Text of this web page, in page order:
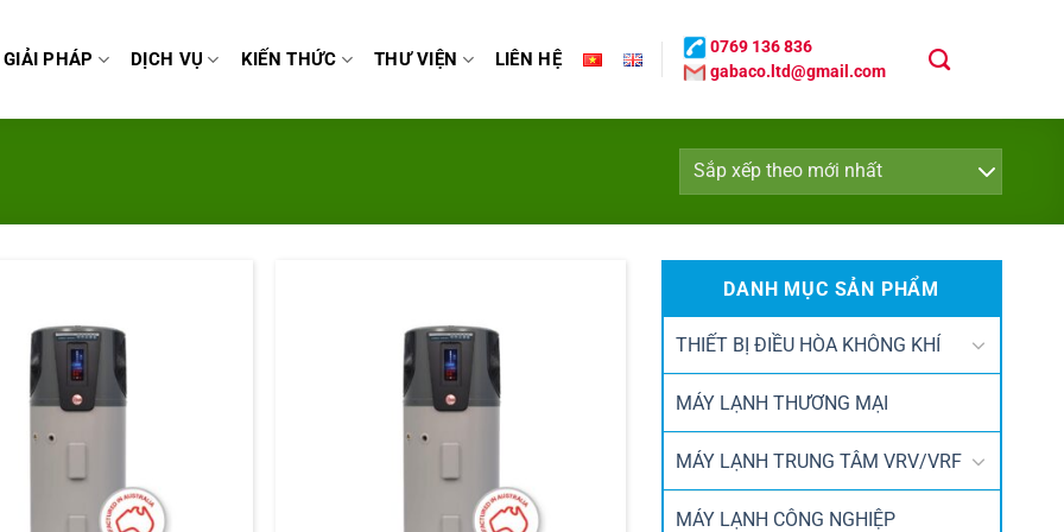
GIẢI PHÁP DỊCH VỤ KIẾN THỨC THƯ VIỆN LIÊN HỆ
gabaco.ltd@gmail.com
0769 136 836
DANH MỤC SẢN PHẨM
THIẾT BỊ ĐIỀU HÒA KHÔNG KHÍ
MÁY LẠNH THƯƠNG MẠI
MÁY LẠNH TRUNG TÂM VRV/VRF
MÁY LẠNH CÔNG NGHIỆP